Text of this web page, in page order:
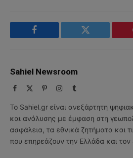
Facebook Twitter
Sahiel Newsroom
Facebook PinterestInstagram
Tumblr
Το Sahiel.gr είναι ανεξάρτητη
και ανάλυσης με έμφαση στη
ασφάλεια, τα εθνικά ζητήματα και
που επηρεάζουν την Ελλάδα και τον